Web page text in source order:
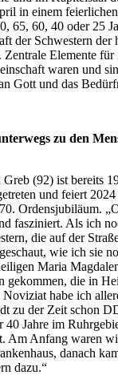
in einem
65, 60, 40 oder 25
der Schwestern der
Zentrale Elemente
waren und
Gott und das
zu den
(92) ist bereits
und feiert
Ordensjubiläum.
fasziniert. Als ich
die auf der
wie ich sie
Maria
gekommen, die in
habe ich
zu der Zeit schon
40 Jahre im
Am Anfang waren
danach
dazu.“